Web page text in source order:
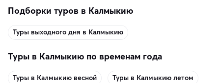
Подборки туров в Калмыкию
Туры выходного дня в Калмыкию
Туры в Калмыкию по временам года
Туры в Калмыкию весной Туры в Калмыкию летом